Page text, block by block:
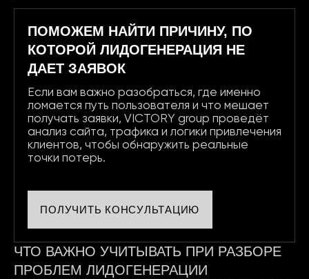
ПОМОЖЕМ НАЙТИ ПРИЧИНУ, ПО
КОТОРОЙ ЛИДОГЕНЕРАЦИЯ НЕ
ДАЕТ ЗАЯВОК
Если вам важно разобраться, где именно
ломается путь пользователя и что мешает
получать заявки, VICTORY group проведёт
анализ сайта, трафика и логики привлечения
клиентов, чтобы обнаружить реальные
точки потерь.
ПОЛУЧИТЬ КОНСУЛЬТАЦИЮ
ЧТО ВАЖНО УЧИТЫВАТЬ ПРИ РАЗБОРЕ
ПРОБЛЕМ ЛИДОГЕНЕРАЦИИ